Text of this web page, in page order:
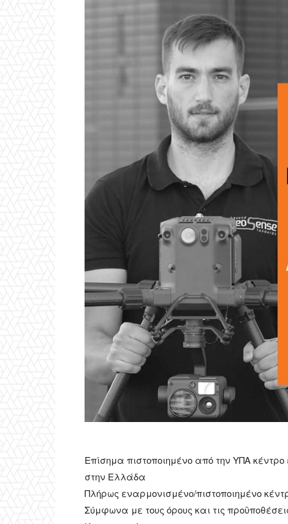
Επίσημα πιστοποιημένο από την ΥΠΑ
στην Ελλάδα
Πλήρως εναρμονισμένο/πιστοποιημένο
Σύμφωνα με τους όρους και τις